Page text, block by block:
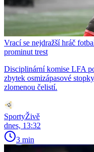
Vrací se nejdražší hráč
prominut trest
Disciplinární komise LFA
zbytek osmizápasové
zlomenou čelistí.
SportyŽivě
dnes, 13:32
3 min